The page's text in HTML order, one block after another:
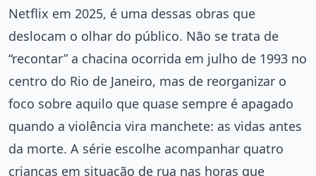
Netflix em 2025, é uma dessas obras que
deslocam o olhar do público. Não se trata de
“recontar” a chacina ocorrida em julho de 1993 no
centro do Rio de Janeiro, mas de reorganizar o
foco sobre aquilo que quase sempre é apagado
quando a violência vira manchete: as vidas antes
da morte. A série escolhe acompanhar quatro
crianças em situação de rua nas horas que